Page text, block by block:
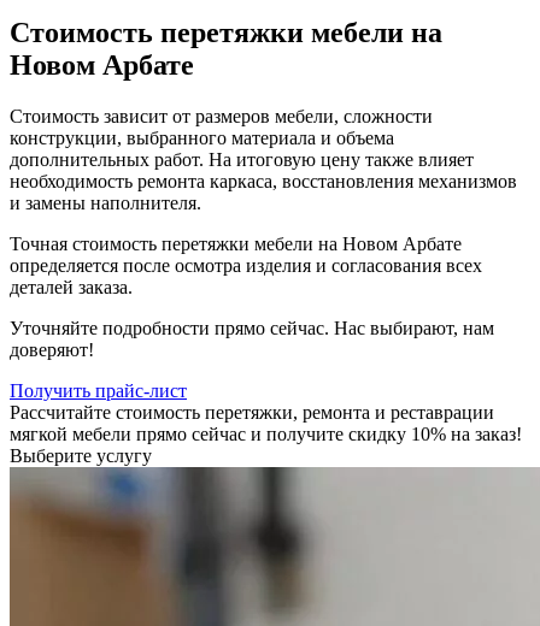
Стоимость перетяжки мебели на
Новом Арбате
Стоимость зависит от размеров мебели, сложности
конструкции, выбранного материала и объема
дополнительных работ. На итоговую цену также влияет
необходимость ремонта каркаса, восстановления механизмов
и замены наполнителя.
Точная стоимость перетяжки мебели на Новом Арбате
определяется после осмотра изделия и согласования всех
деталей заказа.
Уточняйте подробности прямо сейчас. Нас выбирают, нам
доверяют!
Получить прайс-лист
Рассчитайте стоимость перетяжки, ремонта и реставрации
мягкой мебели прямо сейчас и получите скидку 10% на заказ!
Выберите услугу